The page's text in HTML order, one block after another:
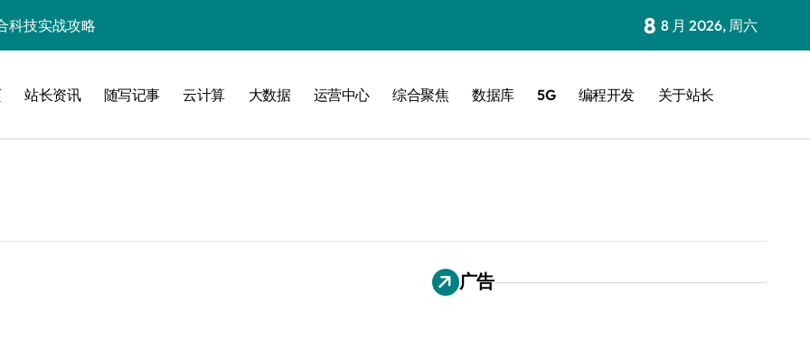
科技实战攻略
合新范式
察
8 8 月 2026, 周六
站长资讯 随写记事 云计算 大数据 运营中心 综合聚焦 数据库 5G 编程开发 关于站长
广告